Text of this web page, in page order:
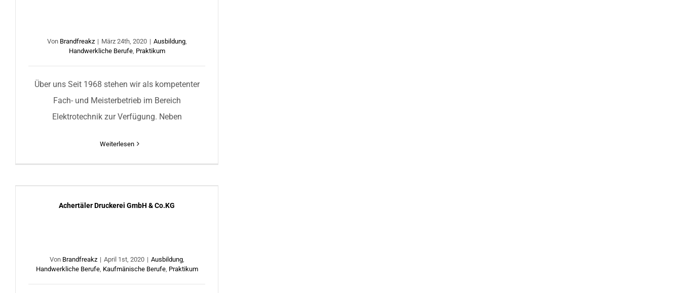
Von Brandfreakz | März 24th, 2020 | Ausbildung,
Handwerkliche Berufe, Praktikum
Über uns Seit 1968 stehen wir als kompetenter
Fach- und Meisterbetrieb im Bereich
Elektrotechnik zur Verfügung. Neben
Weiterlesen
Achertäler Druckerei GmbH & Co.KG
Von Brandfreakz | April 1st, 2020 | Ausbildung,
Handwerkliche Berufe, Kaufmänische Berufe, Praktikum